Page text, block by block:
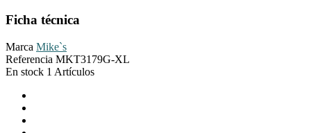
Ficha técnica
Marca Mike`s
Referencia MKT3179G-XL
En stock 1 Artículos